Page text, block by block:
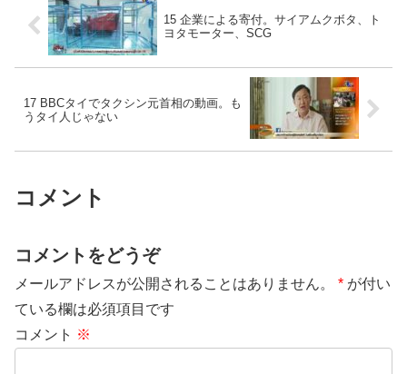
15 企業による寄付。サイアムクボタ、ト
ヨタモーター、SCG
17 BBCタイでタクシン元首相の動画。も
うタイ人じゃない
コメント
コメントをどうぞ
メールアドレスが公開されることはありません。 * が付い
ている欄は必須項目です
コメント ※